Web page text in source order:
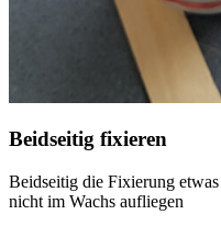
Beidseitig fixieren
Beidseitig die Fixierung
nicht im Wachs aufliegen